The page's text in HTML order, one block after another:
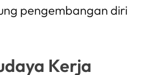
pengembangan diri
Kerja